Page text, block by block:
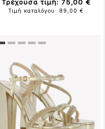
Τρέχουσα τιμή: 75,00 €
Τιμή καταλόγου: 89,00 €